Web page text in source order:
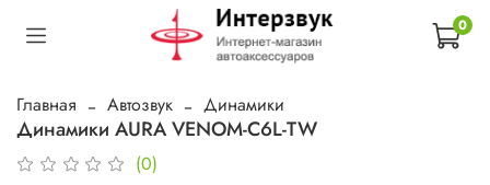
0
Главная Автозвук Динамики
Динамики AURA VENOM-C6L-TW
(0)